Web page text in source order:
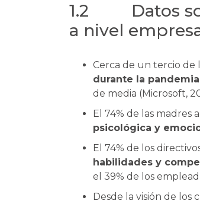
1.2 Datos
a nivel
Cerca de un tercio de
durante la pandemia
de media (Microsoft,
El 74% de las madres
psicológica y
El 74% de los
habilidades y
el 39% de los
Desde la visión de los